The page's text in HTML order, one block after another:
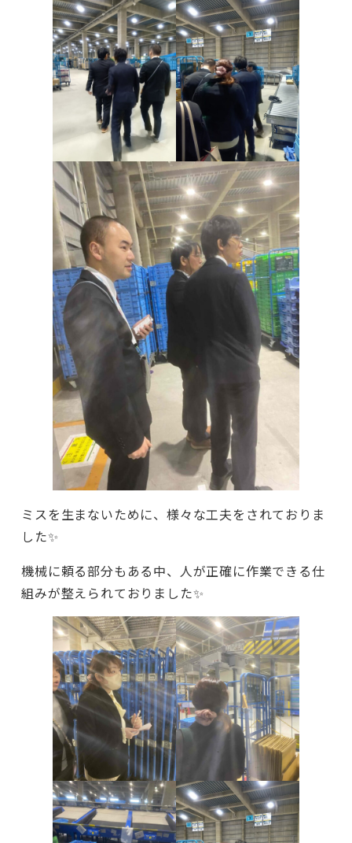
ミスを生まないために、様々な工夫をされておりま
した✨
機械に頼る部分もある中、人が正確に作業できる仕
組みが整えられておりました✨